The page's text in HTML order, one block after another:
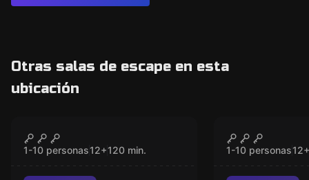
Otras salas de escape en esta
ubicación
Invasión Alien
1-10 personas12+120 min.
La Orden
Poderes
1-10 personas12+